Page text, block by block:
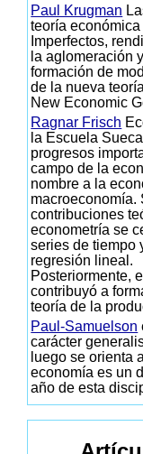
Paul Krugman
teoría
Imperfectos,
la aglomeración
formación de
de la nueva
New Economic
Ragnar Frisch
la Escuela
progresos
campo de la
nombre a la
macroeconomía.
contribuciones
econometría se
series de tiempo
regresión lineal.
Posteriormente,
contribuyó a
teoría de la
Paul-Samuelson
carácter
luego se orienta
economía es un
año de esta